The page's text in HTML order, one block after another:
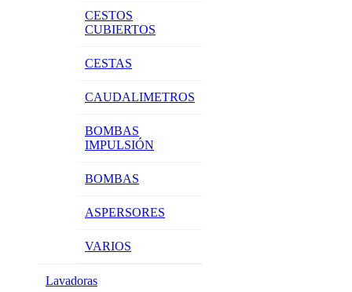
CESTOS
CUBIERTOS
CESTAS
CAUDALIMETROS
BOMBAS
IMPULSIÓN
BOMBAS
ASPERSORES
VARIOS
Lavadoras